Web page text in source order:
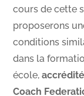
cours de cette
proposerons
conditions
dans la
école,
Coach